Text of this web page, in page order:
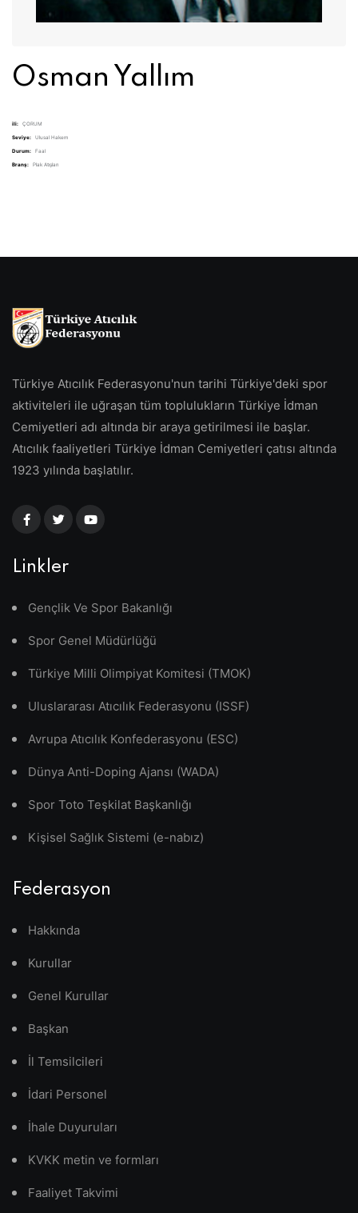
Osman Yallım
ili: ÇORUM
Seviye: Ulusal Hakem
Durum: Faal
Branş: Plak Atışları
Türkiye Atıcılık Federasyonu'nun tarihi Türkiye'deki spor
aktiviteleri ile uğraşan tüm toplulukların Türkiye İdman
Cemiyetleri adı altında bir araya getirilmesi ile başlar.
Atıcılık faaliyetleri Türkiye İdman Cemiyetleri çatısı altında
1923 yılında başlatılır.
Linkler
Gençlik Ve Spor Bakanlığı
Spor Genel Müdürlüğü
Türkiye Milli Olimpiyat Komitesi (TMOK)
Uluslararası Atıcılık Federasyonu (ISSF)
Avrupa Atıcılık Konfederasyonu (ESC)
Dünya Anti-Doping Ajansı (WADA)
Spor Toto Teşkilat Başkanlığı
Kişisel Sağlık Sistemi (e-nabız)
Federasyon
Hakkında
Kurullar
Genel Kurullar
Başkan
İl Temsilcileri
İdari Personel
İhale Duyuruları
KVKK metin ve formları
Faaliyet Takvimi